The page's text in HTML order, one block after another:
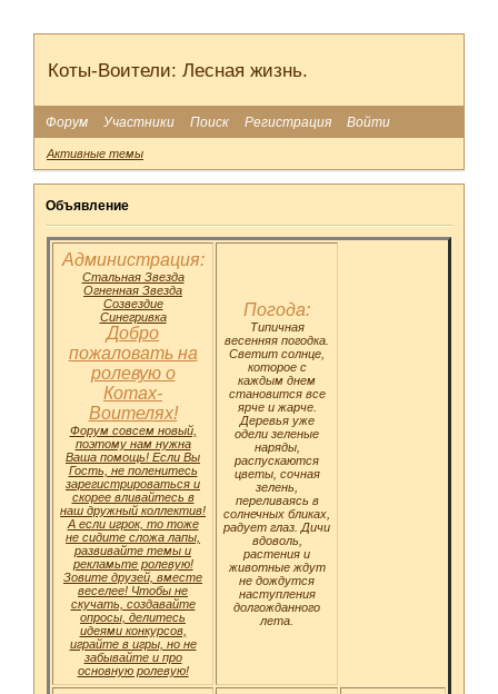
Коты-Воители: Лесная жизнь.
Форум Участники Поиск Регистрация Войти
Активные темы
Объявление
Администрация:
Стальная Звезда
Огненная Звезда
Созвездие
Синегривка
Добро
пожаловать на
ролевую о
Котах-
Воителях!
Форум совсем новый,
поэтому нам нужна
Ваша помощь! Если Вы
Гость, не поленитесь
зарегистрироваться и
скорее вливайтесь в
наш дружный коллектив!
А если игрок, то тоже
не сидите сложа лапы,
развивайте темы и
рекламьте ролевую!
Зовите друзей, вместе
веселее! Чтобы не
скучать, создавайте
опросы, делитесь
идеями конкурсов,
играйте в игры, но не
забывайте и про
основную ролевую!
Погода:
Типичная
весенняя погодка.
Светит солнце,
которое с
каждым днем
становится все
ярче и жарче.
Деревья уже
одели зеленые
наряды,
распускаются
цветы, сочная
зелень,
переливаясь в
солнечных бликах,
радует глаз. Дичи
вдоволь,
растения и
животные ждут
не дождутся
наступления
долгожданного
лета.